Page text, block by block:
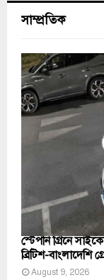
সাম্প্রতিক
স্টেপনি গ্রিনে
ব্রিটিশ-বাংলাদেশি
August 9, 2026